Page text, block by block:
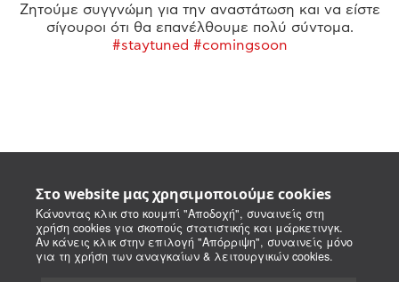
Στο website μας χρησιμοποιούμε cookies
Κάνοντας κλικ στο κουμπί "Αποδοχή", συναινείς στη
χρήση cookies για σκοπούς στατιστικής και μάρκετινγκ.
Αν κάνεις κλικ στην επιλογή "Απόρριψη", συναινείς μόνο
για τη χρήση των αναγκαίων & λειτουργικών cookies.
Ζητούμε συγγνώμη για την αναστάτωση και να είστε
σίγουροι ότι θα επανέλθουμε πολύ σύντομα.
#staytuned #comingsoon